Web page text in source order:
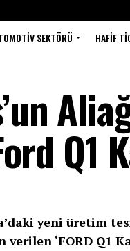
SEKTÖRÜ HAFIF
Q1
yeni üretim
‘FORD Q1